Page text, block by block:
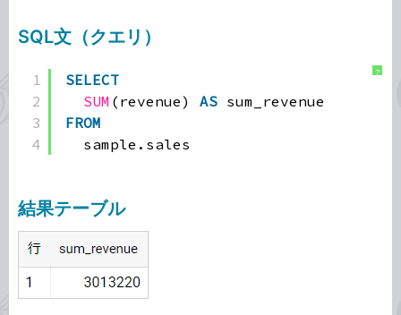
SQL文（クエリ）
?
1
2
3
4
SELECT
SUM (revenue) AS sum_revenue
FROM
sample.sales
結果テーブル